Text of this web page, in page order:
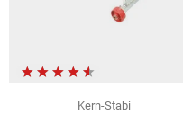
Kern-Stabi